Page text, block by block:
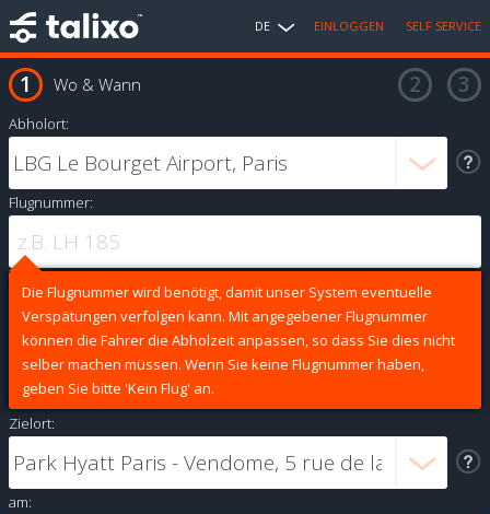
DE EINLOGGEN SELF SERVICE
Wo & Wann
Abholort:
Flugnummer:
Die Flugnummer wird benötigt, damit unser System eventuelle
Verspätungen verfolgen kann. Mit angegebener Flugnummer
können die Fahrer die Abholzeit anpassen, so dass Sie dies nicht
selber machen müssen. Wenn Sie keine Flugnummer haben,
geben Sie bitte 'Kein Flug' an.
Zielort:
am: